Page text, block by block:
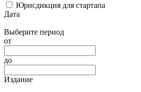
Юрисдикция для стартапа
Дата
Выберите период
от
до
Издание